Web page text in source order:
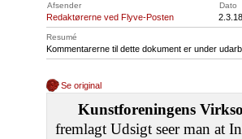
Afsender Dato
Redaktørerne ved Flyve-Posten
Resumé
Kommentarerne til dette dokument er under
Se original
Kunstforeningens
fremlagt Udsigt seer man at